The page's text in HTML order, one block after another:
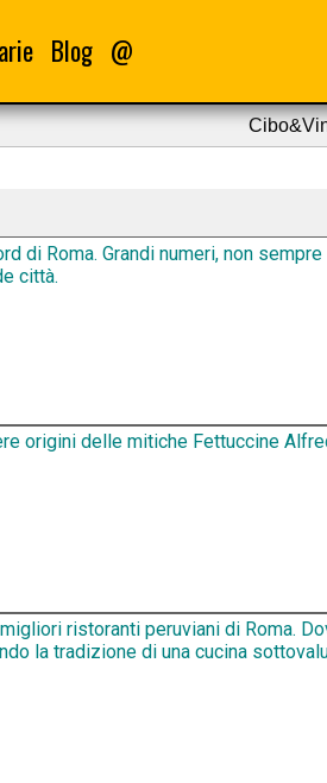
Blog @
di Roma. Grandi numeri, non
città.
origini delle mitiche Fettuccine
ristoranti peruviani di Roma.
la tradizione di una cucina